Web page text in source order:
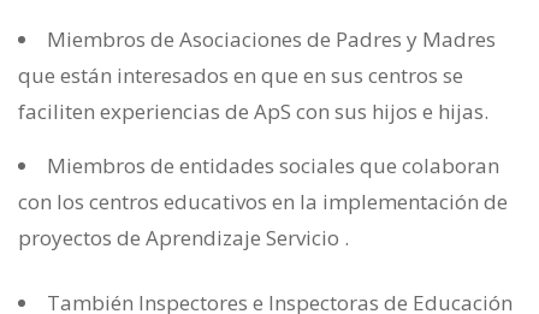
Miembros de Asociaciones de Padres y Madres
que están interesados en que en sus centros se
faciliten experiencias de ApS con sus hijos e hijas.
Miembros de entidades sociales que colaboran
con los centros educativos en la implementación de
proyectos de Aprendizaje Servicio .
También Inspectores e Inspectoras de Educación